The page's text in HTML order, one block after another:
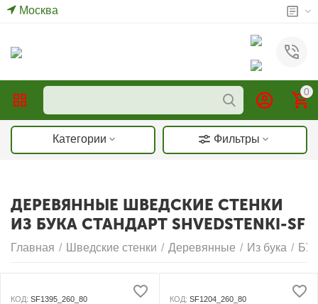
Москва
0
Категории Фильтры
ДЕРЕВЯННЫЕ ШВЕДСКИЕ СТЕНКИ
ИЗ БУКА СТАНДАРТ SHVEDSTENKI-SF
Главная / Шведские стенки / Деревянные / Из бука /
КОД: SF1395_260_80 КОД: SF1204_260_80